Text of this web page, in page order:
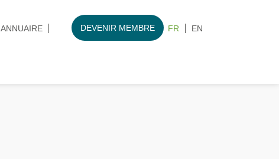
ANNUAIRE DEVENIR MEMBRE FR EN